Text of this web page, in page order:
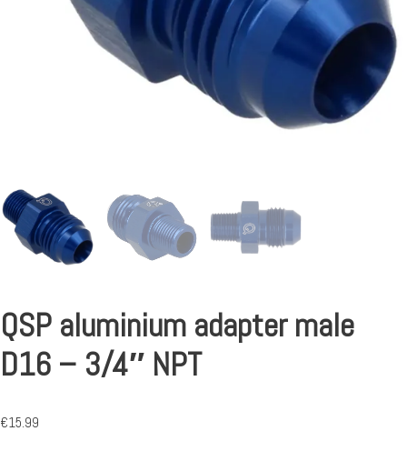
QSP aluminium adapter male
D16 – 3/4″ NPT
€15.99